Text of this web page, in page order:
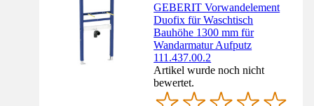
GEBERIT Vorwandelement
Duofix für Waschtisch
Bauhöhe 1300 mm für
Wandarmatur Aufputz
111.437.00.2
Artikel wurde noch nicht
bewertet.